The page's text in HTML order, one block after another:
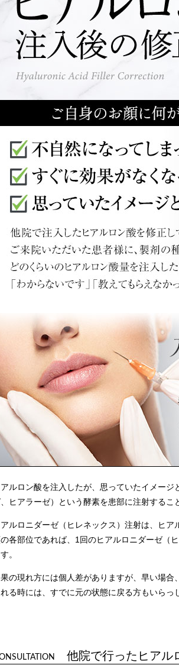
ルロン酸を注入したが、思っていたイメー
ヒアラーゼ）という酵素を患部に注射するこ
ルロニダーゼ（ヒレネックス）注射は、ヒア
各部位であれば、1回のヒアルロニダーゼ（
。
の現れ方には個人差がありますが、早い場
る時には、すでに元の状態に戻る方もいらっ
他院で行ったヒアル